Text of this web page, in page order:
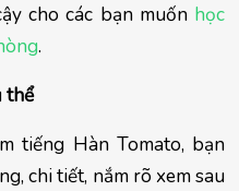
cho các bạn muốn học
.
thể
tiếng Hàn Tomato, bạn
chi tiết, nắm rõ xem sau